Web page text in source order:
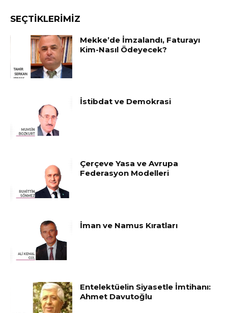
SEÇTIKLERIMIZ
Mekke’de İmzalandı, Faturayı
Kim-Nasıl Ödeyecek?
İstibdat ve Demokrasi
Çerçeve Yasa ve Avrupa
Federasyon Modelleri
İman ve Namus Kıratları
Entelektüelin Siyasetle İmtihanı:
Ahmet Davutoğlu